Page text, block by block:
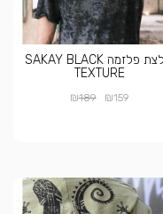
חולצת פלזמה SAKAY BLACK
TEXTURE
₪159
₪189